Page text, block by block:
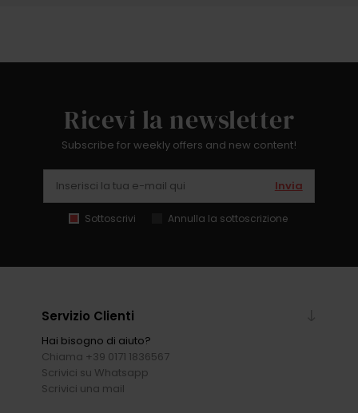
Ricevi la newsletter
Subscribe for weekly offers and new content!
Invia
Sottoscrivi Annulla la sottoscrizione
Servizio Clienti
Hai bisogno di aiuto?
Chiama +39 0171 1836567
Scrivici su Whatsapp
Scrivici una mail